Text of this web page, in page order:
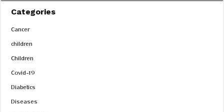
Categories
Cancer
children
Children
Covid-19
Diabetics
Diseases